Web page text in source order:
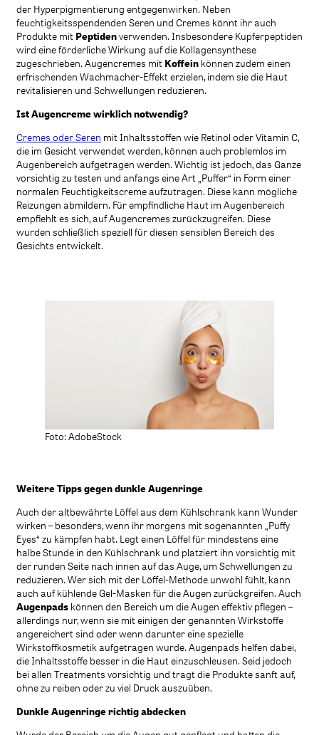
der Hyperpigmentierung entgegenwirken. Neben
feuchtigkeitsspendenden Seren und Cremes könnt ihr auch
Produkte mit Peptidenverwenden. Insbesondere Kupferpeptiden
wird eine förderliche Wirkung auf die Kollagensynthese
zugeschrieben. Augencremes mit Koffein können zudem einen
erfrischenden Wachmacher-Effekt erzielen, indem sie die Haut
revitalisieren und Schwellungen reduzieren.
Ist Augencreme wirklich notwendig?
Cremes oder Seren mit Inhaltsstoffen wie Retinol oder Vitamin C,
die im Gesicht verwendet werden, können auch problemlos im
Augenbereich aufgetragen werden. Wichtig ist jedoch, das Ganze
vorsichtig zu testen und anfangs eine Art „Puffer“ in Form einer
normalen Feuchtigkeitscreme aufzutragen. Diese kann mögliche
Reizungen abmildern. Für empfindliche Haut im Augenbereich
empfiehlt es sich, auf Augencremes zurückzugreifen. Diese
wurden schließlich speziell für diesen sensiblen Bereich des
Gesichts entwickelt.
Foto: AdobeStock
Weitere Tipps gegen dunkle Augenringe
Auch der altbewährte Löffel aus dem Kühlschrank kann Wunder
wirken – besonders, wenn ihr morgens mit sogenannten „Puffy
Eyes“ zu kämpfen habt. Legt einen Löffel für mindestens eine
halbe Stunde in den Kühlschrank und platziert ihn vorsichtig mit
der runden Seite nach innen auf das Auge, um Schwellungen zu
reduzieren. Wer sich mit der Löffel-Methode unwohl fühlt, kann
auch auf kühlende Gel-Masken für die Augen zurückgreifen. Auch
Augenpads können den Bereich um die Augen effektiv pflegen –
allerdings nur, wenn sie mit einigen der genannten Wirkstoffe
angereichert sind oder wenn darunter eine spezielle
Wirkstoffkosmetik aufgetragen wurde. Augenpads helfen dabei,
die Inhaltsstoffe besser in die Haut einzuschleusen. Seid jedoch
bei allen Treatments vorsichtig und tragt die Produkte sanft auf,
ohne zu reiben oder zu viel Druck auszuüben.
Dunkle Augenringe richtig abdecken